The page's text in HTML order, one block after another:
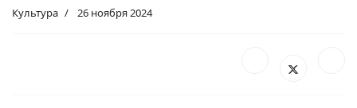
Культура 26 ноября 2024